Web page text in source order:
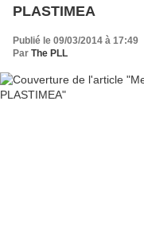
PLASTIMEA
Publié le 09/03/2014 à 17:49
Par The PLL